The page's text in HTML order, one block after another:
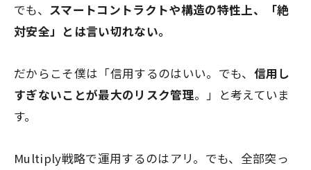
でも、 スマートコントラクトや構造の特性上、「絶
対安全」とは言い切れない。
だからこそ僕は「信用するのはいい。でも、 信用し
すぎないことが最大のリスク管理。」と考えていま
す。
Multiply戦略で運用するのはアリ。でも、全部突っ